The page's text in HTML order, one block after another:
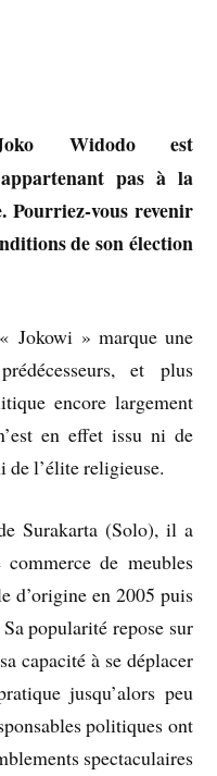
Widodo est
pas à la
Pourriez-vous revenir
de son élection
Jokowi » marque une
et plus
encore largement
en effet issu ni de
de l’élite religieuse.
Surakarta (Solo), il a
de meubles
d’origine en 2005 puis
popularité repose sur
capacité à se déplacer
jusqu’alors peu
politiques ont
spectaculaires